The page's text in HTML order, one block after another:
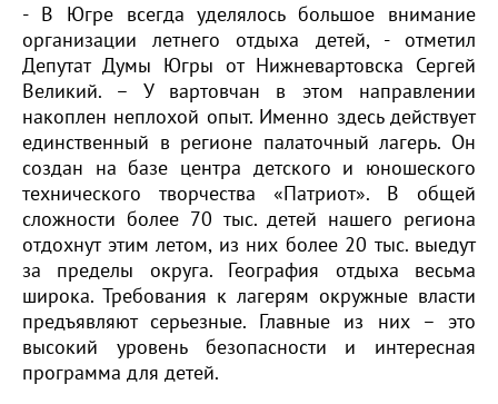
- В Югре всегда уделялось большое внимание
организации летнего отдыха детей, - отметил
Депутат Думы Югры от Нижневартовска Сергей
Великий. – У вартовчан в этом направлении
накоплен неплохой опыт. Именно здесь действует
единственный в регионе палаточный лагерь. Он
создан на базе центра детского и юношеского
технического творчества «Патриот». В общей
сложности более 70 тыс. детей нашего региона
отдохнут этим летом, из них более 20 тыс. выедут
за пределы округа. География отдыха весьма
широка. Требования к лагерям окружные власти
предъявляют серьезные. Главные из них – это
высокий уровень безопасности и интересная
программа для детей.